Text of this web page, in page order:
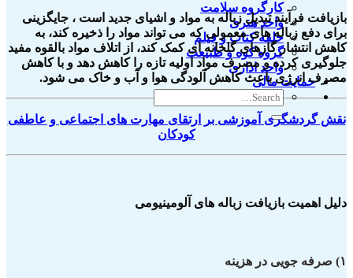
کارگروه سلامت
واحد هنری
حلقه کتاب و فیلم
گروه کوه و طبیعت
واحد اداری
حمایت مالی
بازیافت فرآیند تبدیل زباله به مواد و اشیای جدید است ، جایگزینی
برای دفع زباله های معمولی که می تواند مواد را ذخیره کند، به
کاهش انتشار گازهای گلخانه ای کمک کند، از اتلاف مواد بالقوه مفید
جلوگیری کرده و مصرف مواد اولیه تازه را کاهش دهد و با کاهش
مصرف انرژی باعث کاهش آلودگی هوا و آب و خاک می شود.
نقش گردشگری آموزشی بر ارتقای مهارت‌ های اجتماعی و عاطفی
کودکان
دلیل اهمیت بازیافت زباله های آلومینیومی
۱) صرفه جویی در هزینه